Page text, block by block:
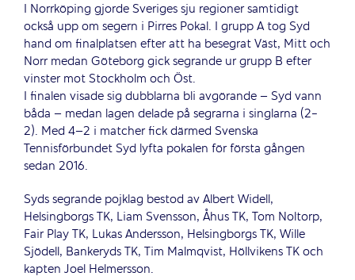
I Norrköping gjorde Sveriges sju regioner samtidigt
också upp om segern i Pirres Pokal. I grupp A tog Syd
hand om finalplatsen efter att ha besegrat Väst, Mitt och
Norr medan Göteborg gick segrande ur grupp B efter
vinster mot Stockholm och Öst.
I finalen visade sig dubblarna bli avgörande – Syd vann
båda – medan lagen delade på segrarna i singlarna (2-
2). Med 4–2 i matcher fick därmed Svenska
Tennisförbundet Syd lyfta pokalen för första gången
sedan 2016.
Syds segrande pojklag bestod av Albert Widell,
Helsingborgs TK, Liam Svensson, Åhus TK, Tom Noltorp,
Fair Play TK, Lukas Andersson, Helsingborgs TK, Wille
Sjödell, Bankeryds TK, Tim Malmqvist, Höllvikens TK och
kapten Joel Helmersson.